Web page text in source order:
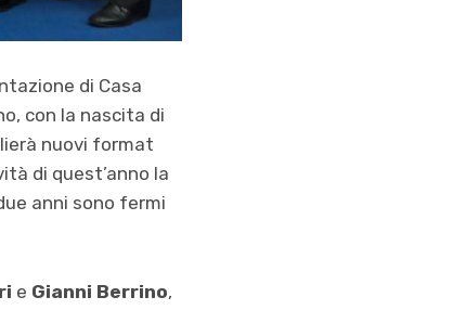
di Casa
con la nascita di
nuovi format
di quest’anno la
anni sono fermi
e Gianni Berrino,